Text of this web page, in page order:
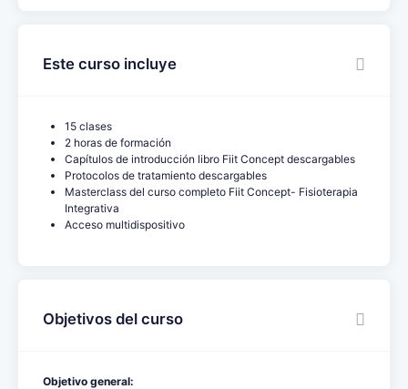
Este curso incluye
15 clases
2 horas de formación
Capítulos de introducción libro Fiit Concept descargables
Protocolos de tratamiento descargables
Masterclass del curso completo Fiit Concept- Fisioterapia
Integrativa
Acceso multidispositivo
Objetivos del curso
Objetivo general: